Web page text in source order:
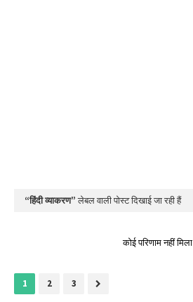
हिंदी व्‍याकरण लेबल वाली पोस्ट दिखाई जा रही हैं
कोई परिणाम नहीं मिला
1 2 3